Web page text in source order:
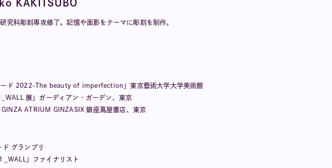
KAKITSUBO
究科彫刻専攻修了。記憶や面影をテーマに彫刻を制作。
ード 2022-The beauty of imperfection」東京藝術大学大学美術館
展」ガーディアン・ガーデン、東京
ATRIUM GINZASIX 銀座蔦屋書店、東京
グランプリ
」ファイナリスト